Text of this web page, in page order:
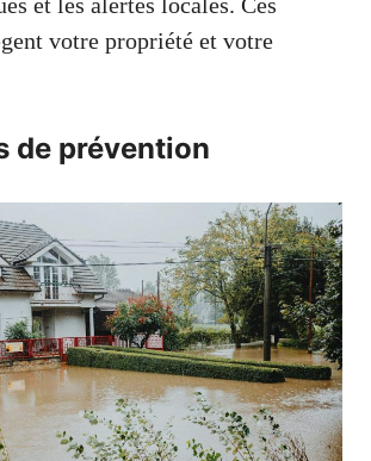
votre propriété et votre
de prévention